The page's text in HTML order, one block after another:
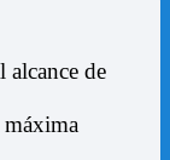
alcance de
máxima